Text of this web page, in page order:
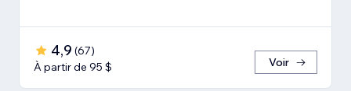
4,9 (67)
À partir de 95 $
Voir